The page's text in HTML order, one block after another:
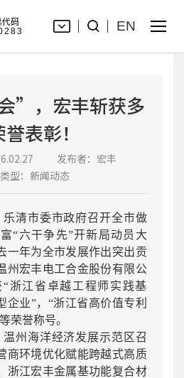
代码 EN
”，宏丰斩获多
表彰！
发布者：宏丰
型：新闻动态
乐清市委市政府召开全市做
“六干争先”开新局动员大
一年为全市发展作出突出贡
州宏丰电工合金股份有限公
浙江省卓越工程师实践基
企业”，“浙江省高价值专利
荣誉称号。
温州海洋经济发展示范区召
商环境优化赋能跨越式高质
浙江宏丰金属基功能复合材